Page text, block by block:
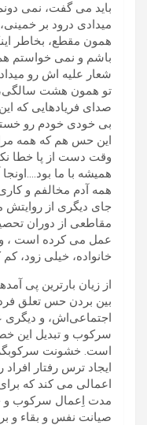
باید می گفت، نمی
میدادی درود بر
همون مقطع، بخاطر
باشم و نمی خواستم
شعار علیه اش رو
تو همون هشت
صدای فریادهایی که
بی خودی خودم رو
این حس هم که همه
وقت دست از پا خطا
همیشه با ما
همه آدم مخالفم و
جای دیگری از روایتش
مقاطعی از دوران
عمل می کرده است ، و
خانواده، خیلی زود،
از زیان بارترین پی
بین بردن حس تعلق
اجتماعی‌اش، و
سرکوب و تبدیل این
است. خشونت
ایجاد ترس رفتار افراد
اعمالی می کند که
مدت اِعمال سرکوب و
صیانت نفس و بقاء و